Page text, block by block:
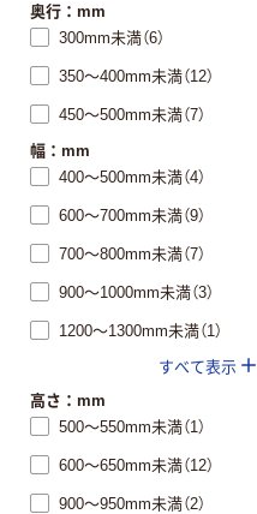
奥行：mm
300mm未満（6）
350～400mm未満（12）
450～500mm未満（7）
幅：mm
400～500mm未満（4）
600～700mm未満（9）
700～800mm未満（7）
900～1000mm未満（3）
1200～1300mm未満（1）
すべて表示
高さ：mm
500～550mm未満（1）
600～650mm未満（12）
900～950mm未満（2）